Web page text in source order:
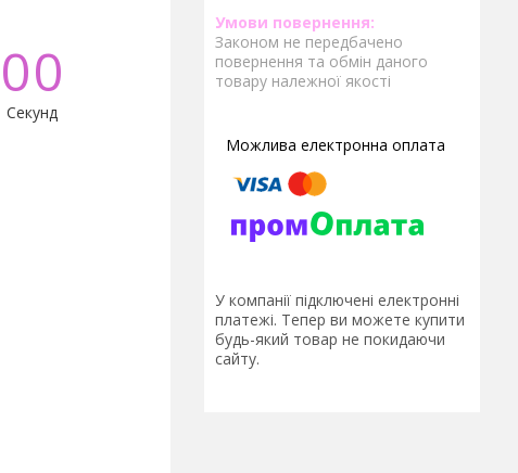
00
Секунд
Законом не передбачено
повернення та обмін даного
товару належної якості
У компанії підключені електронні
платежі. Тепер ви можете купити
будь-який товар не покидаючи
сайту.